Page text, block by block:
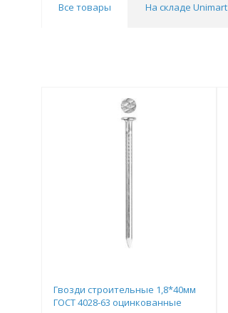
Все товары На складе Unimart
Гвозди строительные 1,8*40мм
ГОСТ 4028-63 оцинкованные